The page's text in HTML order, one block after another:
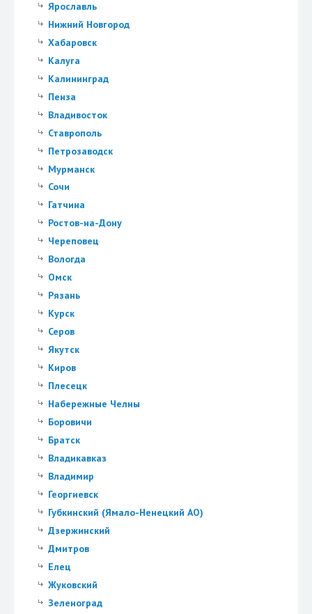
Ярославль
Нижний Новгород
Хабаровск
Калуга
Калининград
Пенза
Владивосток
Ставрополь
Петрозаводск
Мурманск
Сочи
Гатчина
Ростов-на-Дону
Череповец
Вологда
Омск
Рязань
Курск
Серов
Якутск
Киров
Плесецк
Набережные Челны
Боровичи
Братск
Владикавказ
Владимир
Георгиевск
Губкинский (Ямало-Ненецкий АО)
Дзержинский
Дмитров
Елец
Жуковский
Зеленоград